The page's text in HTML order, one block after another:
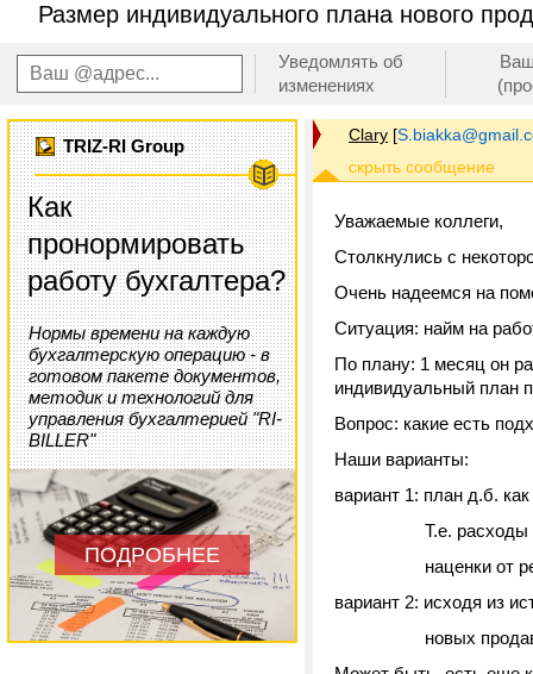
Размер индивидуального плана нового
Уведомлять об
изменениях
TRIZ-RI Group
Как
пронормировать
работу бухгалтера?
Нормы времени на каждую
бухгалтерскую операцию - в
готовом пакете документов,
методик и технологий для
управления бухгалтерией "RI-
BILLER"
ПОДРОБНЕЕ
Clary [
Уважаемые коллеги,
Столкнулись с
Очень надеемся на
Ситуация: найм на
По плану: 1 месяц он
индивидуальный план
Вопрос: какие есть
Наши варианты:
вариант 1: план д.б.
Т.е. расходы
наценки от
вариант 2: исходя из
новых